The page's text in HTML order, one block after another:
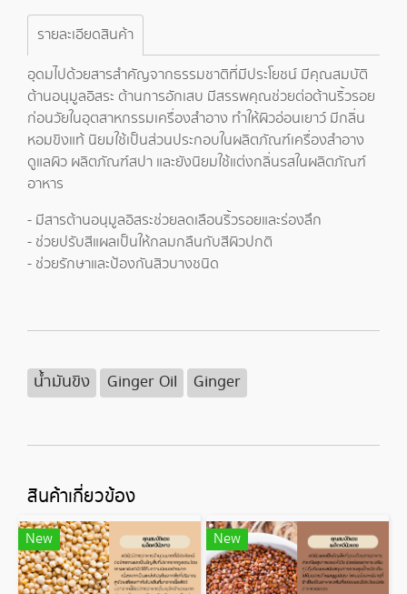
รายละเอียดสินค้า
อุดมไปด้วยสารสำคัญจากธรรมชาติที่มีประโยชน์ มีคุณสมบัติ
ต้านอนุมูลอิสระ ต้านการอักเสบ มีสรรพคุณช่วยต่อต้านริ้วรอย
ก่อนวัยในอุตสาหกรรมเครื่องสำอาง ทำให้ผิวอ่อนเยาว์ มีกลิ่น
หอมขิงแท้ นิยมใช้เป็นส่วนประกอบในผลิตภัณฑ์เครื่องสำอาง
ดูแลผิว ผลิตภัณฑ์สปา และยังนิยมใช้แต่งกลิ่นรสในผลิตภัณฑ์
อาหาร
- มีสารต้านอนุมูลอิสระช่วยลดเลือนริ้วรอยและร่องลึก
- ช่วยปรับสีแผลเป็นให้กลมกลืนกับสีผิวปกติ
- ช่วยรักษาและป้องกันสิวบางชนิด
น้ำมันขิง Ginger Oil Ginger
สินค้าเกี่ยวข้อง
New New